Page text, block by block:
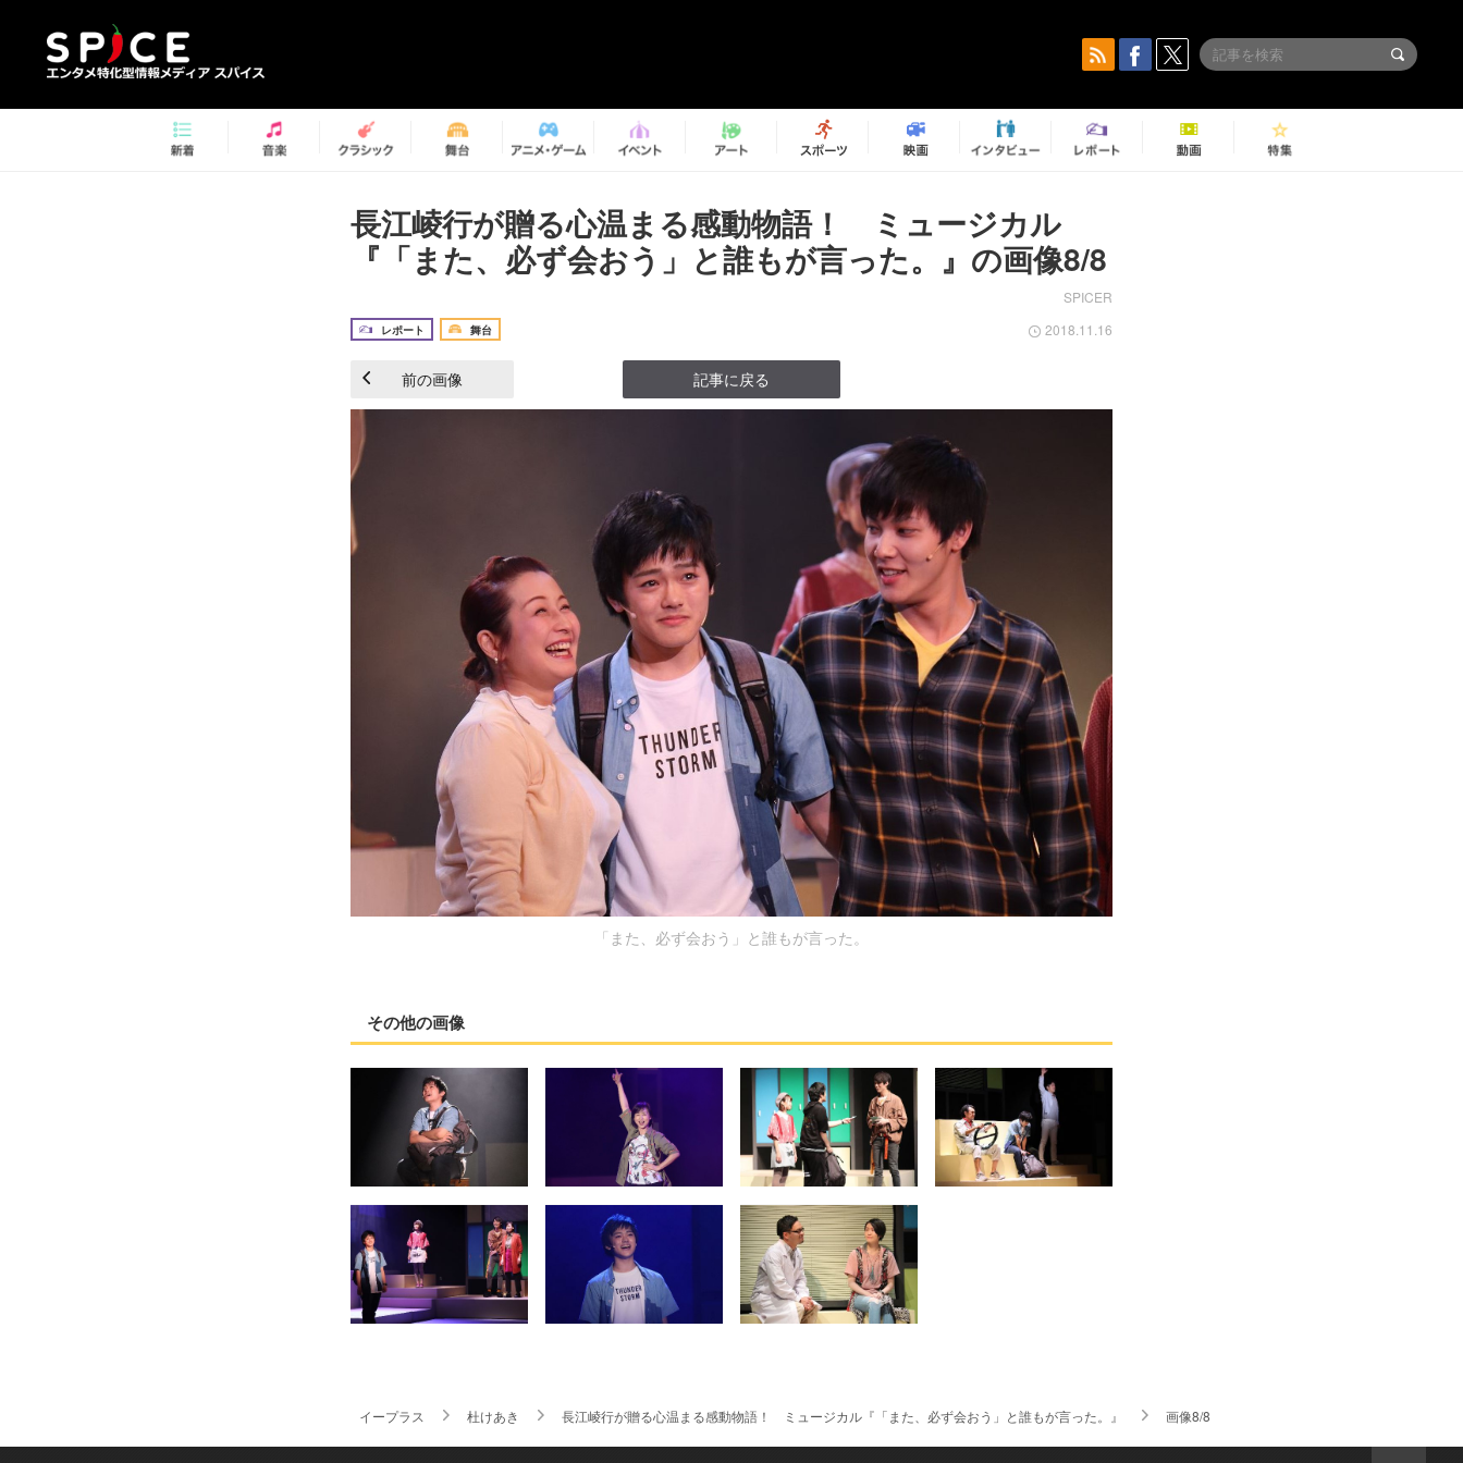
長江崚行が贈る心温まる感動物語！ ミュージカル
『「また、必ず会おう」と誰もが言った。』の画像8/8
SPICER
レポート 舞台 2018.11.16
前の画像 記事に戻る
「また、必ず会おう」と誰もが言った。
その他の画像
イープラス 杜けあき 長江崚行が贈る心温まる感動物語！ ミュージカル『「また、必ず会おう」と誰もが言った。』 画像8/8